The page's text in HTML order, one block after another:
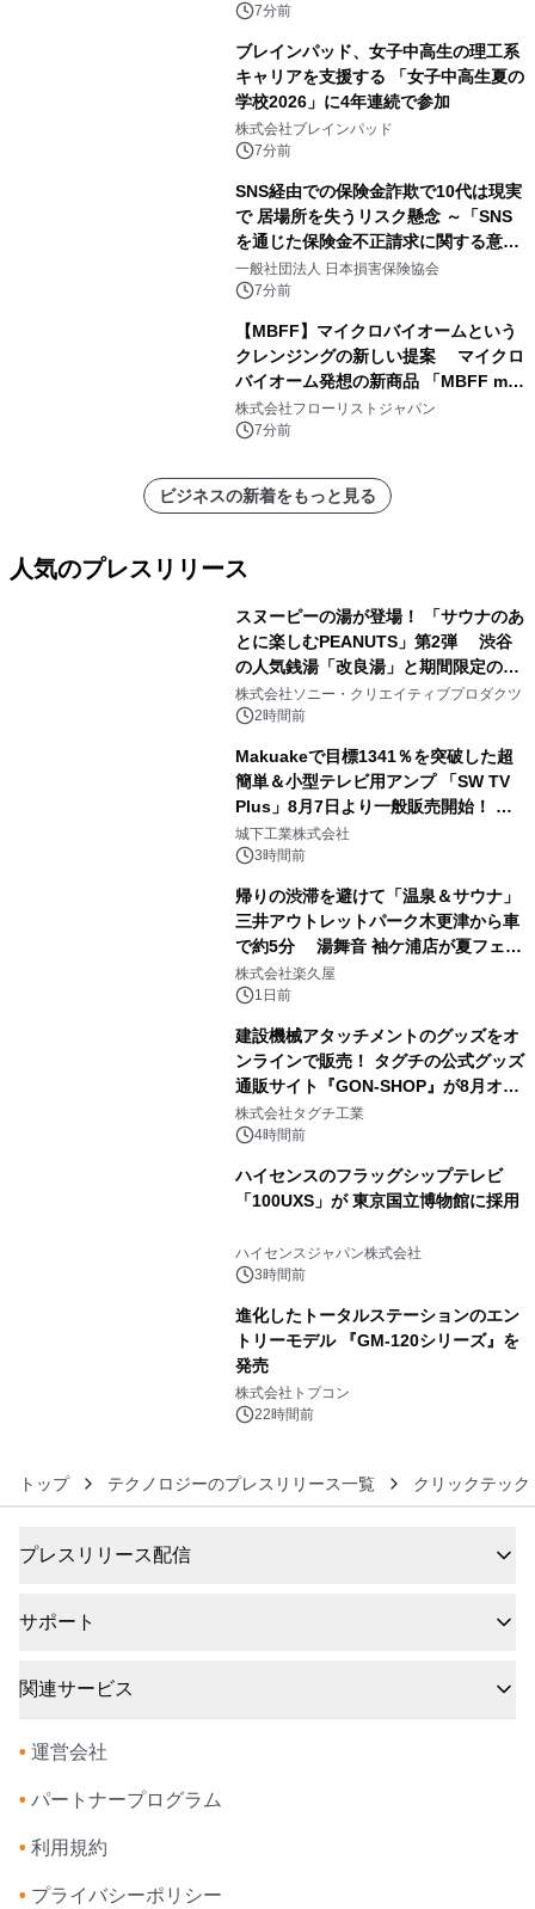
～7分前
ブレインパッド、女子中高生の理工系
キャリアを支援する 「女子中高生夏の
学校2026」に4年連続で参加
株式会社ブレインパッド
7分前
SNS経由での保険金詐欺で10代は現実
で 居場所を失うリスク懸念 ～「SNS
を通じた保険金不正請求に関する意識
調査」を実施、 認知度の低さも浮き彫
りに～
一般社団法人 日本損害保険協会
7分前
【MBFF】マイクロバイオームという
クレンジングの新しい提案 マイクロ
バイオーム発想の新商品 「MBFF mb
クレンジングPRO」を2026年8月6日
発売
株式会社フローリストジャパン
7分前
ビジネスの新着をもっと見る
人気のプレスリリース
スヌーピーの湯が登場！ 「サウナのあ
とに楽しむPEANUTS」第2弾 渋谷
の人気銭湯「改良湯」と期間限定のコ
ラボレーション サウナイキタイコラ
ボグッズも発売決定！
株式会社ソニー・クリエイティブプロダクツ
2時間前
Makuakeで目標1341％を突破した超
簡単＆小型テレビ用アンプ 「SW TV
Plus」8月7日より一般販売開始！ ケ
ーブル1本つなぐだけ、テレビの音が
ぐっと豊かに
城下工業株式会社
3時間前
帰りの渋滞を避けて「温泉＆サウナ」
三井アウトレットパーク木更津から車
で約5分 湯舞音 袖ケ浦店が夏フェア
メニューを提供
株式会社楽久屋
1日前
建設機械アタッチメントのグッズをオ
ンラインで販売！ タグチの公式グッズ
通販サイト『GON-SHOP』が8月オー
プン
株式会社タグチ工業
4時間前
ハイセンスのフラッグシップテレビ
「100UXS」が 東京国立博物館に採用
ハイセンスジャパン株式会社
3時間前
進化したトータルステーションのエン
トリーモデル 『GM-120シリーズ』を
発売
株式会社トプコン
22時間前
トップ テクノロジーのプレスリリース一覧 クリックテッ
プレスリリース配信
サポート
関連サービス
• 運営会社
• パートナープログラム
• 利用規約
• プライバシーポリシー